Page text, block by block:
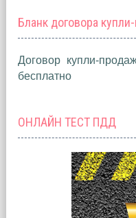
Бланк договора
Договор купли-
бесплатно
ОНЛАЙН ТЕСТ ПДД